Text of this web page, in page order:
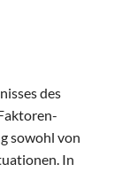
des
sowohl von
In